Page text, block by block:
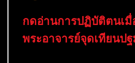
กดอ่านการปฏิบัติตนเ
พระอาจารย์จุดเทียนป